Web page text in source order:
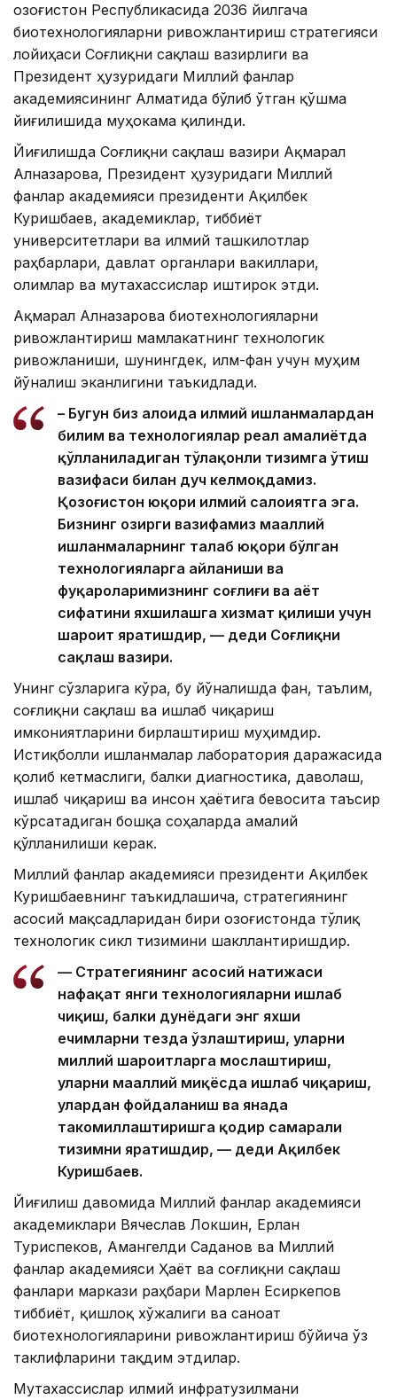
Қозоғистон Республикасида 2036 йилгача
биотехнологияларни ривожлантириш стратегияси
лойиҳаси Соғлиқни сақлаш вазирлиги ва
Президент ҳузуридаги Миллий фанлар
академиясининг Алматида бўлиб ўтган қўшма
йиғилишида муҳокама қилинди.
Йиғилишда Соғлиқни сақлаш вазири Ақмарал
Алназарова, Президент ҳузуридаги Миллий
фанлар академияси президенти Ақилбек
Куришбаев, академиклар, тиббиёт
университетлари ва илмий ташкилотлар
раҳбарлари, давлат органлари вакиллари,
олимлар ва мутахассислар иштирок этди.
Ақмарал Алназарова биотехнологияларни
ривожлантириш мамлакатнинг технологик
ривожланиши, шунингдек, илм-фан учун муҳим
йўналиш эканлигини таъкидлади.
– Бугун биз алоҳида илмий ишланмалардан
билим ва технологиялар реал амалиётда
қўлланиладиган тўлақонли тизимга ўтиш
вазифаси билан дуч келмоқдамиз.
Қозоғистон юқори илмий салоҳиятга эга.
Бизнинг ҳозирги вазифамиз маҳаллий
ишланмаларнинг талаб юқори бўлган
технологияларга айланиши ва
фуқароларимизнинг соғлиғи ва ҳаёт
сифатини яхшилашга хизмат қилиши учун
шароит яратишдир, — деди Соғлиқни
сақлаш вазири.
Унинг сўзларига кўра, бу йўналишда фан, таълим,
соғлиқни сақлаш ва ишлаб чиқариш
имкониятларини бирлаштириш муҳимдир.
Истиқболли ишланмалар лаборатория даражасида
қолиб кетмаслиги, балки диагностика, даволаш,
ишлаб чиқариш ва инсон ҳаётига бевосита таъсир
кўрсатадиган бошқа соҳаларда амалий
қўлланилиши керак.
Миллий фанлар академияси президенти Ақилбек
Куришбаевнинг таъкидлашича, стратегиянинг
асосий мақсадларидан бири Қозоғистонда тўлиқ
технологик сикл тизимини шакллантиришдир.
— Стратегиянинг асосий натижаси
нафақат янги технологияларни ишлаб
чиқиш, балки дунёдаги энг яхши
ечимларни тезда ўзлаштириш, уларни
миллий шароитларга мослаштириш,
уларни маҳаллий миқёсда ишлаб чиқариш,
улардан фойдаланиш ва янада
такомиллаштиришга қодир самарали
тизимни яратишдир, — деди Ақилбек
Куришбаев.
Йиғилиш давомида Миллий фанлар академияси
академиклари Вячеслав Локшин, Ерлан
Туриспеков, Амангелди Саданов ва Миллий
фанлар академияси Ҳаёт ва соғлиқни сақлаш
фанлари маркази раҳбари Марлен Есиркепов
тиббиёт, қишлоқ хўжалиги ва саноат
биотехнологияларини ривожлантириш бўйича ўз
таклифларини тақдим этдилар.
Мутахассислар илмий инфратузилмани